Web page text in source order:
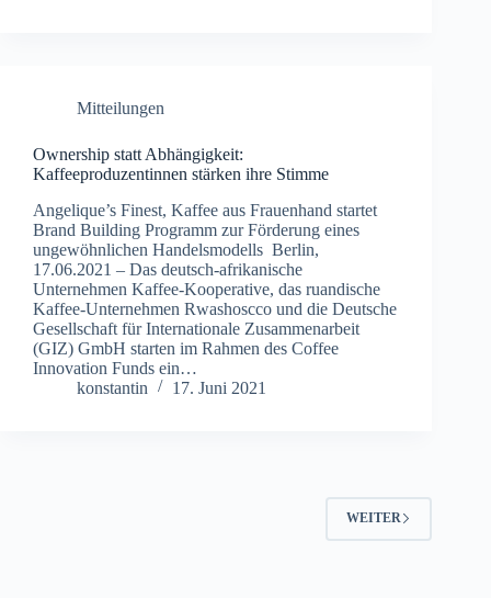
Mitteilungen
Ownership statt Abhängigkeit:
Kaffeeproduzentinnen stärken ihre Stimme
Angelique’s Finest, Kaffee aus Frauenhand startet
Brand Building Programm zur Förderung eines
ungewöhnlichen Handelsmodells Berlin,
17.06.2021 – Das deutsch-afrikanische
Unternehmen Kaffee-Kooperative, das ruandische
Kaffee-Unternehmen Rwashoscco und die Deutsche
Gesellschaft für Internationale Zusammenarbeit
(GIZ) GmbH starten im Rahmen des Coffee
Innovation Funds ein…
konstantin
17. Juni 2021
WEITER